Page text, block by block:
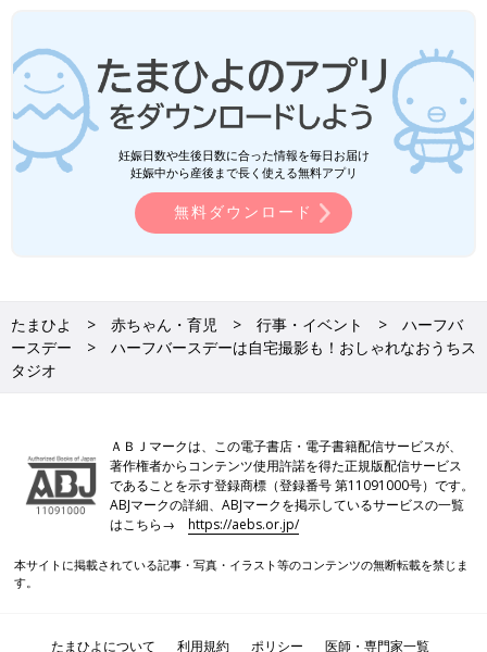
妊娠日数や生後日数に合った情報を毎日お届け
妊娠中から産後まで長く使える無料アプリ
無料ダウンロード
たまひよ 赤ちゃん・育児 行事・イベント
ハーフバ
ースデー
ハーフバースデーは自宅撮影も！おしゃれなおうちス
タジオ
ＡＢＪマークは、この電子書店・電子書籍配信サービスが、
著作権者からコンテンツ使用許諾を得た正規版配信サービス
であることを示す登録商標（登録番号 第11091000号）です。
ABJマークの詳細、ABJマークを掲示しているサービスの一覧
はこちら→https://aebs.or.jp/
本サイトに掲載されている記事・写真・イラスト等のコンテンツの無断転載を禁じま
す。
たまひよについて 利用規約 ポリシー 医師・専門家一覧